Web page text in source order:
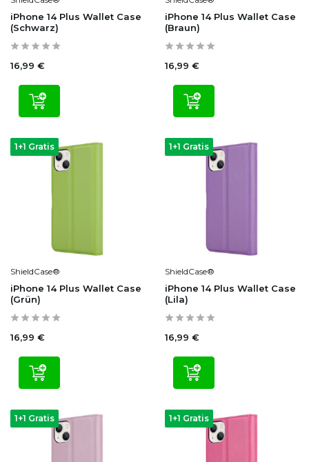
iPhone 14 Plus Wallet Case
(Schwarz)
16,99 €
iPhone 14 Plus Wallet Case
(Braun)
16,99 €
1+1 Gratis
ShieldCase®
iPhone 14 Plus Wallet Case
(Grün)
16,99 €
1+1 Gratis
ShieldCase®
iPhone 14 Plus Wallet Case
(Lila)
16,99 €
1+1 Gratis 1+1 Gratis